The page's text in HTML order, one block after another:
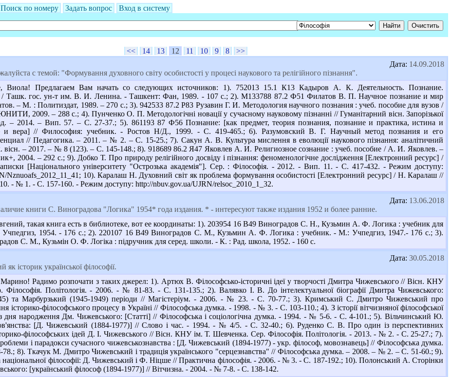
Поиск по номеру Задать вопрос Вход в систему
<< 14 13 12 11 10 9 8
>>
Дата: 14.09.2018
с темой: "Формування духовного світу особистості у процесі наукового та релігійного пізнання".
Виола! Предлагаем Вам начать со следующих источников: 1). 752013 15.1 К13 Кадыров А. К. Деятельность. Познание.
/ Ташк. гос. ун-т им. В. И. Ленина. - Ташкент: Фан, 1989. - 107 с.; 2). М133788 87.2 Ф51 Филатов В. П. Научное познание и мир
– М. : Политиздат, 1989. – 270 с.; 3). 942533 87.2 Р83 Рузавин Г. И. Методология научного познания : учеб. пособие для вузов /
2009. – 288 с.; 4). Пунченко О. П. Методологічні новації у сучасному науковому пізнанні // Гуманітарний вісн. Запорізької
– 2014. – Вип. 57. – С. 27-37.; 5). 861193 87 Ф56 Познание: [как предмет, теория познания, познание и практика, истина и
и вера] // Философия: учебник. - Ростов Н/Д., 1999. - С. 419-465.; 6). Разумовский В. Г. Научный метод познания и его
// Педагогика. – 2011. – № 2. – С. 15-25.; 7). Сакун А. В. Культура мислення в еволюції наукового пізнання: аналітичний
вісн. – 2017. – № 8 (123). – С. 145-148.; 8). 918689 86.2 Я47 Яковлев А. И. Религиозное сознание : учеб. пособие / А. И. Яковлев. –
2004. – 292 с.; 9). Добко Т. Про природу релігійного досвіду і пізнання: феноменологічне дослідження [Електронний ресурс] /
[Національного університету "Острозька академія"]. Сер. : Філософія. - 2012. - Вип. 11. - С. 417-432. - Режим доступу:
Nznuoafs_2012_11_41; 10). Каралаш Н. Духовний світ як проблема формування особистості [Електронний ресурс] / Н. Каралаш //
- № 1. - С. 157-160. - Режим доступу: http://nbuv.gov.ua/UJRN/relsoc_2010_1_32.
Дата: 13.06.2018
книги С. Виноградова "Логика" 1954* года издания. * - интересуют также издания 1952 и более ранние.
такая книга есть в библиотеке, вот ее координаты: 1). 203954 16 В49 Виноградов С. Н., Кузьмин А. Ф. Логика : учебник для
1954. - 176 с.; 2). 220107 16 В49 Виноградов С. М., Кузьмин А. Ф. Логика : учебник. - М.: Учпедгиз, 1947.- 176 с.; 3).
С. М., Кузьмін О. Ф. Логіка : підручник для серед. школи. - К. : Рад. школа, 1952. - 160 с.
Дата: 30.05.2018
історик української філософії.
Радимо розпочати з таких джерел: 1). Артюх В. Філософсько-історичні ідеї у творчості Дмитра Чижевського // Вісн. КНУ
Політологія. - 2006. - № 81-83. - С. 131-135.; 2). Валявко І. В. До інтелектуальної біографії Дмитра Чижевського:
та Марбурзький (1945-1949) періоди // Магістеріум. - 2006. - № 23. - С. 70-77.; 3). Кримський С. Дмитро Чижевський про
історико-філософського процесу в Україні // Філософська думка. - 1998. - № 3. - С. 103-110.; 4). З історії вітчизняної філософської
дня народження Дм. Чижевського: [Статті] // Філософська і соціологічна думка. - 1994. - № 5-6. - С. 4-101.; 5). Вільчинський Ю.
[Д. Чижевський (1884-1977)] // Слово і час. - 1994. - № 4/5. - С. 32-40.; 6). Руденко С. В. Про один із перспективних
філософських ідей Д. І. Чижевського // Вісн. КНУ ім. Т. Шевченка. Сер. Філософія. Політологія. - 2013. - № 2. - С. 25-27.; 7).
і парадокси сучасного чижевськознавства : [Д. Чижевський (1894-1977) - укр. філософ, мовознавець] // Філософська думка.
8). Ткачук М. Дмитро Чижевський і традиція українського "серцезнавства" // Філософська думка. – 2008. – № 2. – С. 51-60.; 9).
філософії: Д. Чижевський і Ф. Ніцше // Практична філософія. - 2006. - № 3. - С. 187-192.; 10). Полонський А. Сторінки
[український філософ (1894-1977)] // Вітчизна. - 2004. - № 7-8. - С. 138-142.